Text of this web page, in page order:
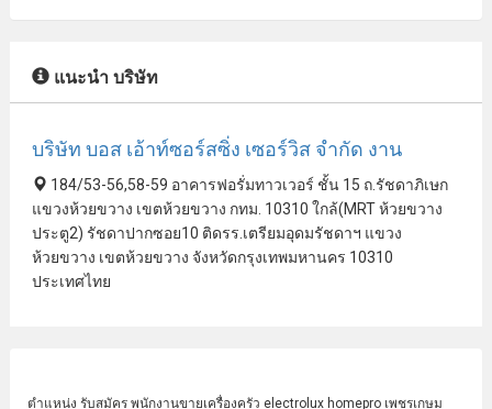
แนะนำ บริษัท
บริษัท บอส เอ้าท์ซอร์สซิ่ง เซอร์วิส จํากัด งาน
184/53-56,58-59 อาคารฟอรั่มทาวเวอร์ ชั้น 15 ถ.รัชดาภิเษก
แขวงห้วยขวาง เขตห้วยขวาง กทม. 10310 ใกล้(MRT ห้วยขวาง
ประตู2) รัชดาปากซอย10 ติดรร.เตรียมอุดมรัชดาฯ แขวง
ห้วยขวาง เขตห้วยขวาง จังหวัดกรุงเทพมหานคร 10310
ประเทศไทย
ตำแหน่ง รับสมัคร พนักงานขายเครื่องครัว electrolux homepro เพชรเกษม